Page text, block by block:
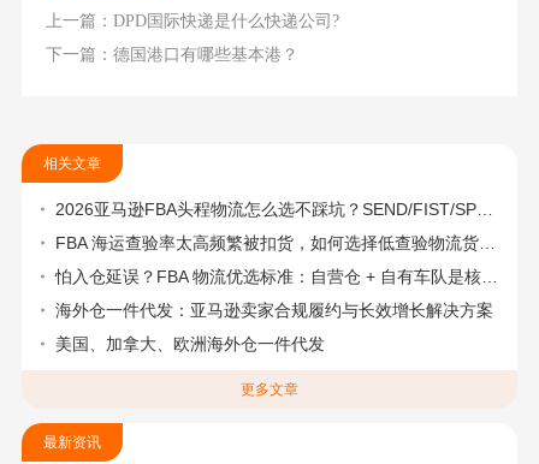
上一篇：DPD国际快递是什么快递公司?
下一篇：德国港口有哪些基本港？
相关文章
2026亚马逊FBA头程物流怎么选不踩坑？SEND/FIST/SPN官方认证物流商，只有这家敢承诺“准达率第一”
FBA 海运查验率太高频繁被扣货，如何选择低查验物流货代？
怕入仓延误？FBA 物流优选标准：自营仓 + 自有车队是核心硬指标
海外仓一件代发：亚马逊卖家合规履约与长效增长解决方案
美国、加拿大、欧洲海外仓一件代发
更多文章
最新资讯